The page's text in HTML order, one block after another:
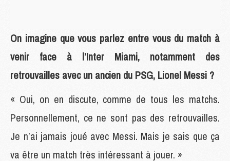
On imagine que vous parlez entre vous du match à
venir face à l’Inter Miami, notamment des
retrouvailles avec un ancien du PSG, Lionel Messi ?
« Oui, on en discute, comme de tous les matchs.
Personnellement, ce ne sont pas des retrouvailles.
Je n’ai jamais joué avec Messi. Mais je sais que ça
va être un match très intéressant à jouer. »